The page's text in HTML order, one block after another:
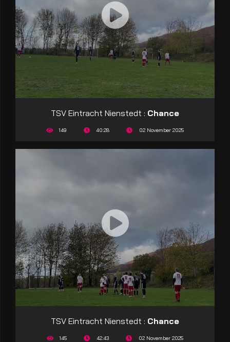
TSV Eintracht Nienstedt : Chance
149 40:28 02 November 2025
TSV Eintracht Nienstedt : Chance
145 42:43 02 November 2025